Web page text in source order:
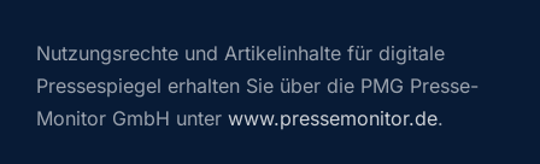
Nutzungsrechte und Artikelinhalte für digitale
Pressespiegel erhalten Sie über die PMG Presse-
Monitor GmbH unter www.pressemonitor.de.